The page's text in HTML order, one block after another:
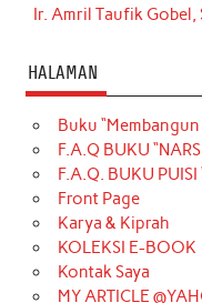
Ir. Amril Taufik Gobel,
HALAMAN
Buku
F.A.Q BUKU
F.A.Q. BUKU PUISI
Front Page
Karya & Kiprah
KOLEKSI E-BOOK
Kontak Saya
MY ARTICLE